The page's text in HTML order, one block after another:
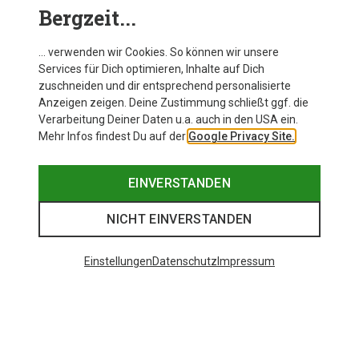
Bergzeit...
… verwenden wir Cookies. So können wir unsere
Services für Dich optimieren, Inhalte auf Dich
zuschneiden und dir entsprechend personalisierte
Anzeigen zeigen. Deine Zustimmung schließt ggf. die
Verarbeitung Deiner Daten u.a. auch in den USA ein.
Mehr Infos findest Du auf der Google Privacy Site.
EINVERSTANDEN
NICHT EINVERSTANDEN
EinstellungenDatenschutz Impressum